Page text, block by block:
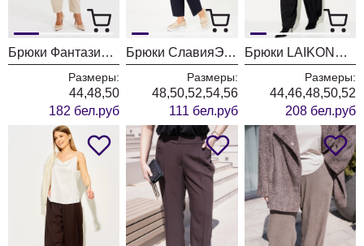
Брюки Фантазия Мод 5534-1
Размеры:
44,48,50
182 бел.руб
Брюки СлавияЭлит 572 синий
Размеры:
48,50,52,54,56
111 бел.руб
Брюки LAIKONY L-974-2 черный
Размеры:
44,46,48,50,52
208 бел.руб